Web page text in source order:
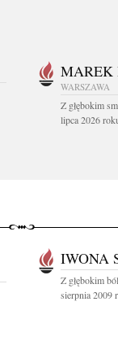
MAREK
WARSZAWA
Z głębokim
lipca 2026
IWONA
Z głębokim
sierpnia 2009